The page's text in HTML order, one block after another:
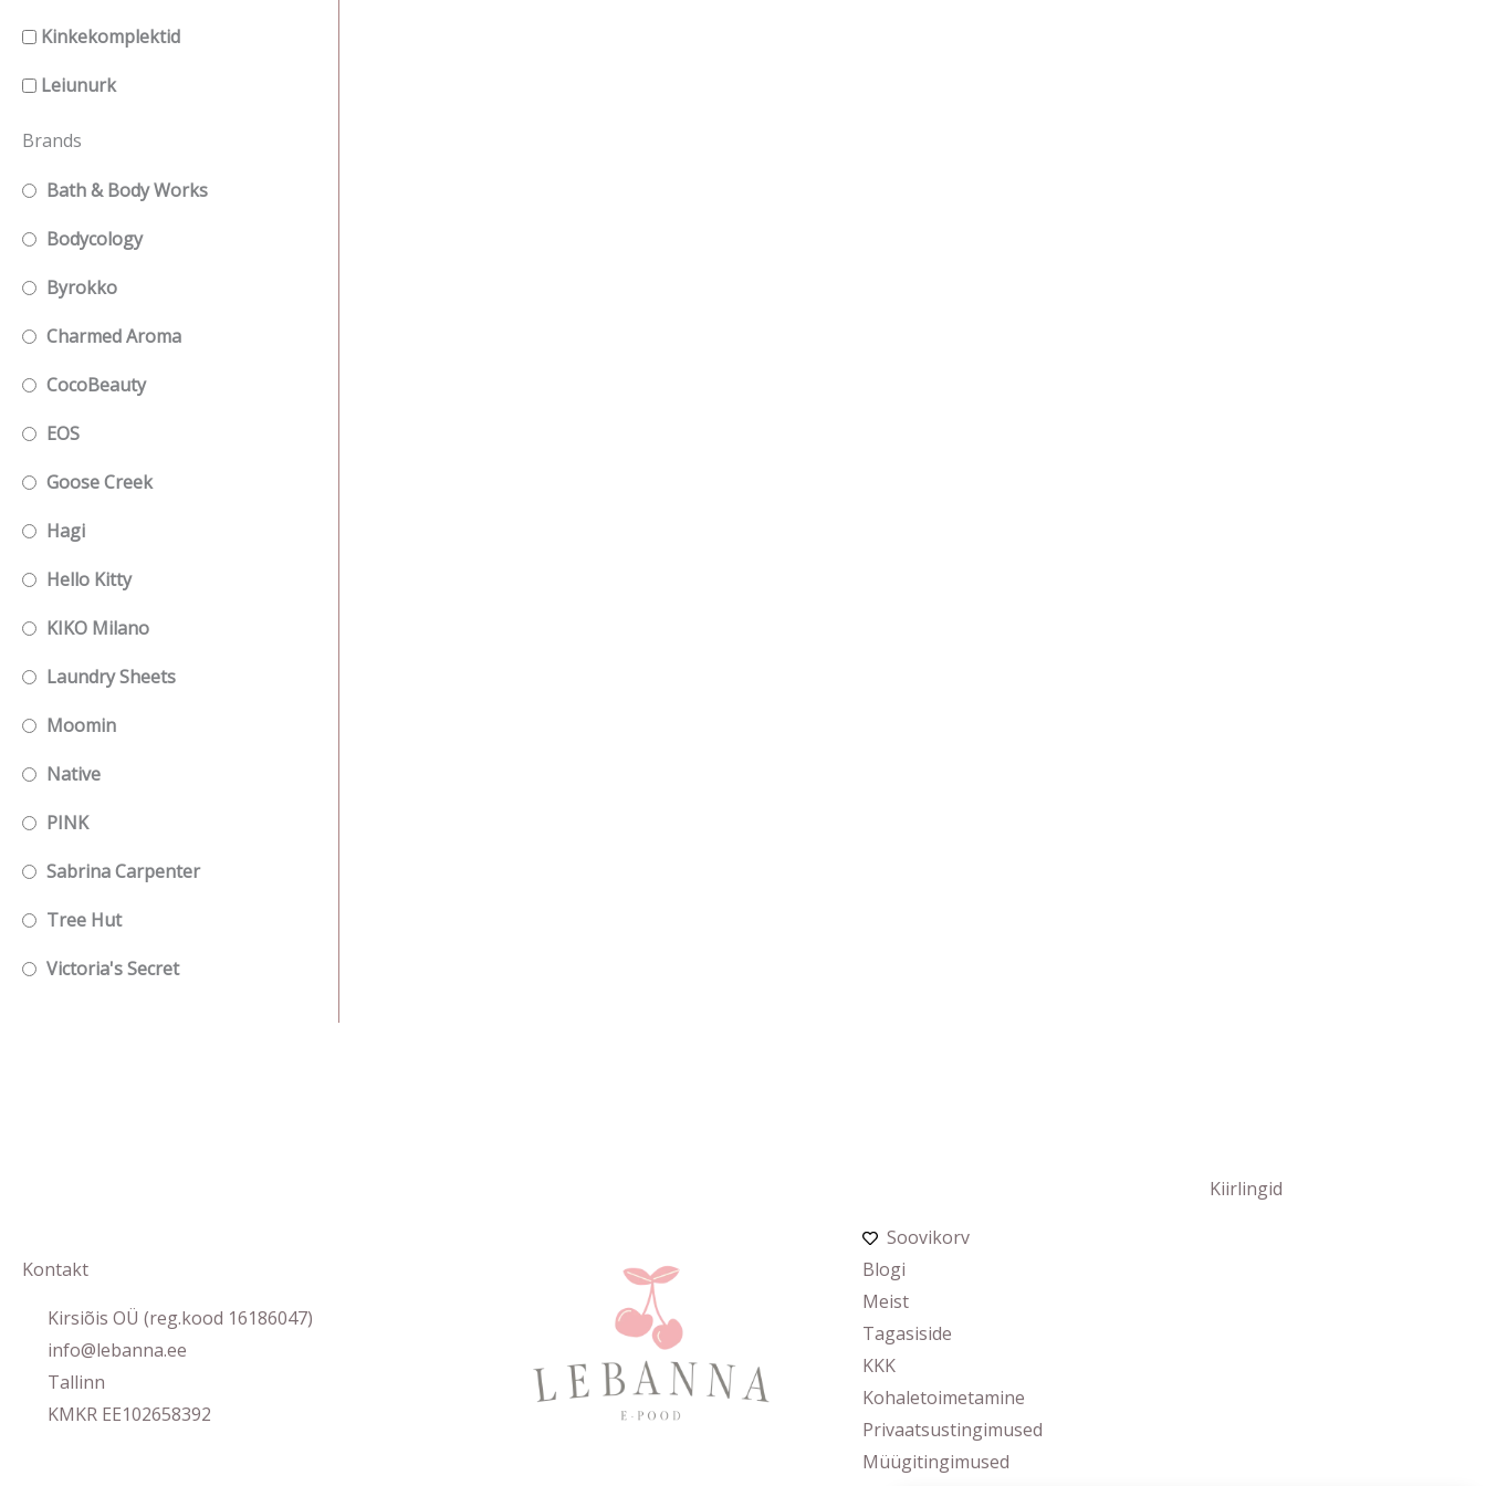
Kinkekomplektid
Leiunurk
Brands
Bath & Body Works
Bodycology
Byrokko
Charmed Aroma
CocoBeauty
EOS
Goose Creek
Hagi
Hello Kitty
KIKO Milano
Laundry Sheets
Moomin
Native
PINK
Sabrina Carpenter
Tree Hut
Victoria's Secret
Kontakt
Kirsiõis OÜ (reg.kood 16186047)
info@lebanna.ee
Tallinn
KMKR EE102658392
Kiirlingid
Soovikorv
Blogi
Meist
Tagasiside
KKK
Kohaletoimetamine
Privaatsustingimused
Müügitingimused